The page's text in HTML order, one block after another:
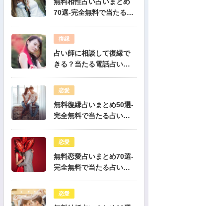
無料相性占い占いまとめ
70選-完全無料で当たる占
復縁
占い師に相談して復縁で
きる？当たる電話占い先
恋愛
無料復縁占いまとめ50選-
完全無料で当たる占いだ
恋愛
無料恋愛占いまとめ70選-
完全無料で当たる占いだ
恋愛